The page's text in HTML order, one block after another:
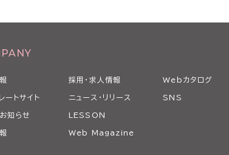
ートサイト
知らせ
採用・求人情報
ニュース・リリース
LESSON
Web Magazine
Webカタログ
SNS